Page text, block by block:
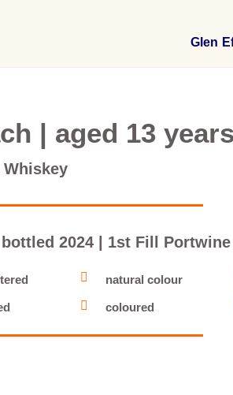
Glen
| aged 13
2024 | 1st Fill
natural colour
coloured